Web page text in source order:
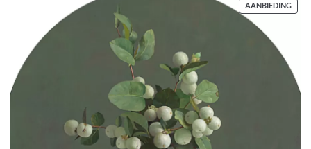
AANBIEDING
IN